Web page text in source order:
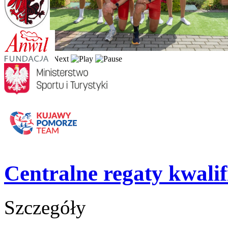
Centralne regaty
Szczegóły